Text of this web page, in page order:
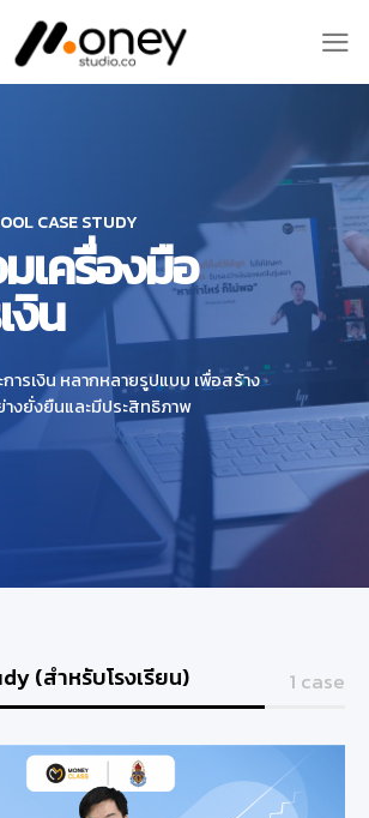
CASE STUDY
เครื่องมือ
งิน
ารเงิน หลากหลายรูปแบบ เพื่อสร้าง
งยั่งยืนและมีประสิทธิภาพ
(สำหรับโรงเรียน) 1 case